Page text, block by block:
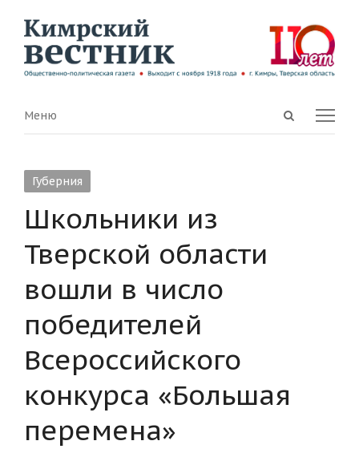
Open
Menu
Меню
Губерния
Школьники из
Тверской области
вошли в число
победителей
Всероссийского
конкурса «Большая
перемена»